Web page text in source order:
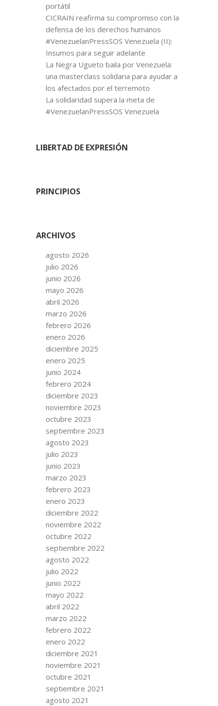
portátil
CICRAIN reafirma su compromiso con la
defensa de los derechos humanos
#VenezuelanPressSOS Venezuela (II):
Insumos para seguir adelante
La Negra Ugueto baila por Venezuela:
una masterclass solidaria para ayudar a
los afectados por el terremoto
La solidaridad supera la meta de
#VenezuelanPressSOS Venezuela
LIBERTAD DE EXPRESIÓN
PRINCIPIOS
ARCHIVOS
agosto 2026
julio 2026
junio 2026
mayo 2026
abril 2026
marzo 2026
febrero 2026
enero 2026
diciembre 2025
enero 2025
junio 2024
febrero 2024
diciembre 2023
noviembre 2023
octubre 2023
septiembre 2023
agosto 2023
julio 2023
junio 2023
marzo 2023
febrero 2023
enero 2023
diciembre 2022
noviembre 2022
octubre 2022
septiembre 2022
agosto 2022
julio 2022
junio 2022
mayo 2022
abril 2022
marzo 2022
febrero 2022
enero 2022
diciembre 2021
noviembre 2021
octubre 2021
septiembre 2021
agosto 2021